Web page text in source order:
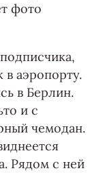
фото
в аэропорту.
в Берлин.
и с
чемодан.
Рядом с ней